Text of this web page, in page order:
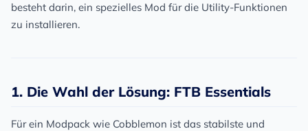
besteht darin, ein spezielles Mod für die Utility-Funktionen
zu installieren.
1. Die Wahl der Lösung: FTB Essentials
Für ein Modpack wie Cobblemon ist das stabilste und